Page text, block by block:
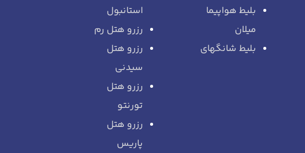
بلیط هواپیما
میلان
بلیط شانگهای
استانبول
رزرو هتل رم
رزرو هتل
سیدنی
رزرو هتل
تورنتو
رزرو هتل
پاریس